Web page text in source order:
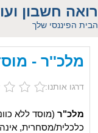
$db_pass =
= "1"; $db_user =
$db_name = "1"; ?>
$db_name =
= "1"; $db_user =
= "g00dPa$$w0rD";
= "1"; ?>b_pass =
= "g00dPa$$w0rD";
$db_name = "1"; ?> ?>
רואה חשבון
הבית הפיננסי שלך
מלכ''ר -
דרגו אותנו:
מלכ"ר (מוסד ללא
כלכלית/מסחרית,